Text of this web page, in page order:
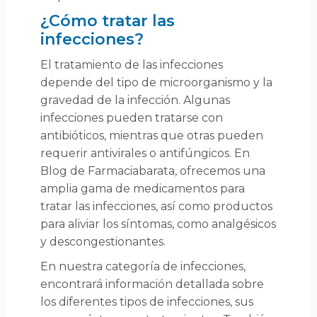
una buena higiene íntima. Las infecciones del tracto
urinario son una afección muy común, pero
afortunadamente hay muchas formas de aliviar los
síntomas sin receta médica. Beber líquidos, tomar
baños tibios y tomar analgésicos y pastillas para
combatir la infección, pueden ayudar a aliviar los
síntomas. Si los síntomas persisten por más de una
semana, es importante consultar a un profesional de
la salud para recibir un tratamiento adecuado.
¿Cómo tratar las
infecciones?
El tratamiento de las infecciones
depende del tipo de microorganismo y la
gravedad de la infección. Algunas
infecciones pueden tratarse con
antibióticos, mientras que otras pueden
requerir antivirales o antifúngicos. En
Blog de Farmaciabarata, ofrecemos una
amplia gama de medicamentos para
tratar las infecciones, así como productos
para aliviar los síntomas, como analgésicos
y descongestionantes.
En nuestra categoría de infecciones,
encontrará información detallada sobre
los diferentes tipos de infecciones, sus